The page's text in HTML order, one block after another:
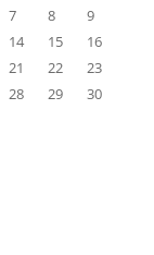
7 8
9
14 15
16
21 22
23
28 29
30